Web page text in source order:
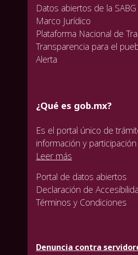
Datos abiertos de la SABG
Marco Jurídico
Plataforma Nacional de
Transparencia para el
Alerta
¿Qué es gob.mx?
Es el portal único de
información y
Leer más
Portal de datos abiertos
Declaración de
Términos y Condiciones
Denuncia contra